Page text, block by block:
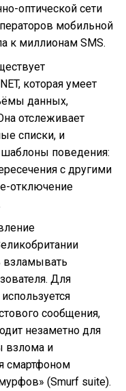
оптической сети
мобильной
к миллионам SMS.
которая умеет
данных,
отслеживает
списки, и
поведения:
с другими
отключение
взламывать
Для
сообщения,
незаметно для
взлома и
смартфоном
(Smurf suite).